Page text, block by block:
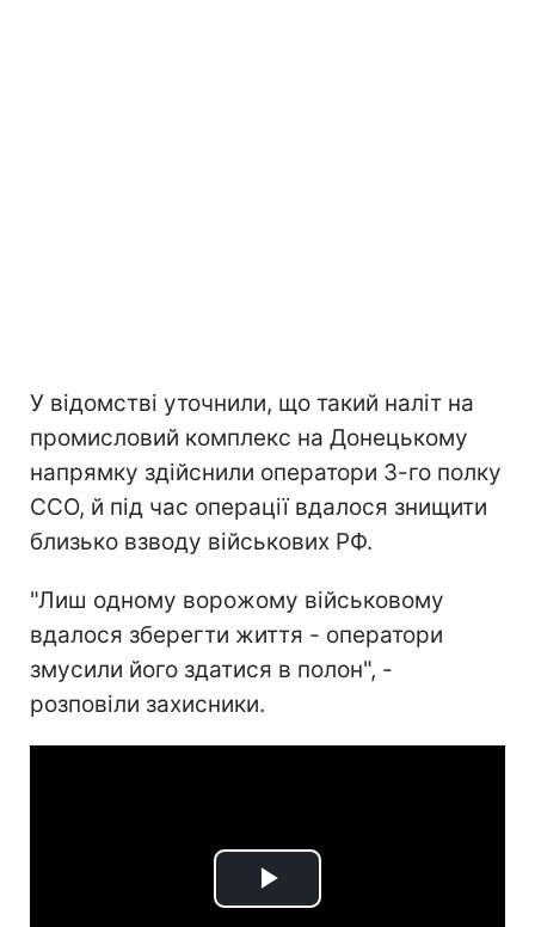
У відомстві уточнили, що такий наліт на
промисловий комплекс на Донецькому
напрямку здійснили оператори 3-го полку
ССО, й під час операції вдалося знищити
близько взводу військових РФ.
"Лиш одному ворожому військовому
вдалося зберегти життя - оператори
змусили його здатися в полон", -
розповіли захисники.
Play